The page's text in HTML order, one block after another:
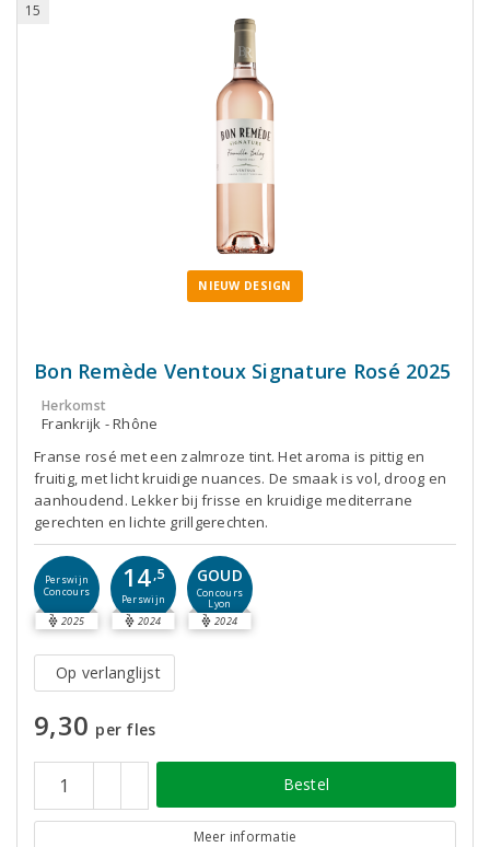
15
NIEUW DESIGN
Bon Remède Ventoux Signature Rosé 2025
Herkomst
Frankrijk - Rhône
Franse rosé met een zalmroze tint. Het aroma is pittig en
fruitig, met licht kruidige nuances. De smaak is vol, droog en
aanhoudend. Lekker bij frisse en kruidige mediterrane
gerechten en lichte grillgerechten.
Perswijn
Concours
2025
14,5
Perswijn
2024
GOUD
Concours
Lyon
2024
Op verlanglijst
9,30 per fles
Bestel
Meer informatie